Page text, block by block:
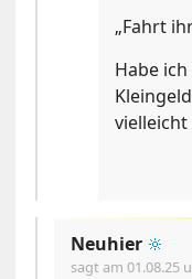
„Fahrt
Habe
Neuhier 🔆
sagt am01.08.25